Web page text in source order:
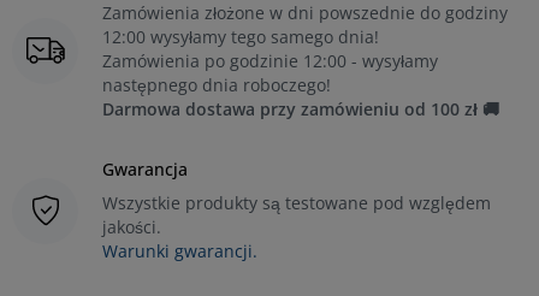
Zamówienia złożone w dni powszednie do godziny
12:00 wysyłamy tego samego dnia!
Zamówienia po godzinie 12:00 - wysyłamy
następnego dnia roboczego!
Darmowa dostawa przy zamówieniu od 100 zł 🚚
Gwarancja
Wszystkie produkty są testowane pod względem
jakości.
Warunki gwarancji.